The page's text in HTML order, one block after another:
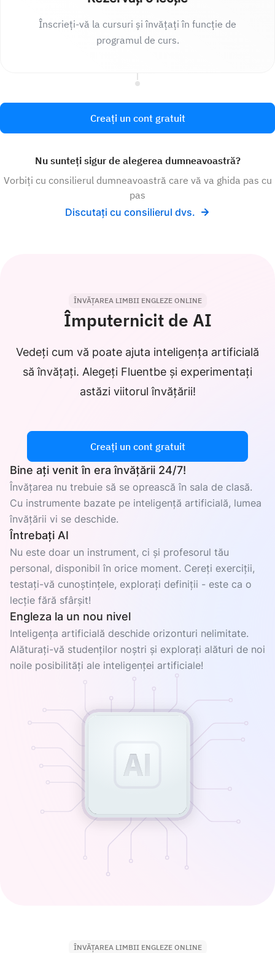
Înscrieți-vă la cursuri și învățați în funcție de
programul de curs.
Creați un cont gratuit
Nu sunteți sigur de alegerea dumneavoastră?
Vorbiți cu consilierul dumneavoastră care vă va ghida pas cu
pas
Discutați cu consilierul dvs.
ÎNVĂȚAREA LIMBII ENGLEZE ONLINE
Împuternicit de AI
Vedeți cum vă poate ajuta inteligența artificială
să învățați. Alegeți Fluentbe și experimentați
astăzi viitorul învățării!
Creați un cont gratuit
Bine ați venit în era învățării 24/7!
Învățarea nu trebuie să se oprească în sala de clasă.
Cu instrumente bazate pe inteligență artificială, lumea
învățării vi se deschide.
Întrebați AI
Nu este doar un instrument, ci și profesorul tău
personal, disponibil în orice moment. Cereți exerciții,
testați-vă cunoștințele, explorați definiții - este ca o
lecție fără sfârșit!
Engleza la un nou nivel
Inteligența artificială deschide orizonturi nelimitate.
Alăturați-vă studenților noștri și explorați alături de noi
noile posibilități ale inteligenței artificiale!
ÎNVĂȚAREA LIMBII ENGLEZE ONLINE